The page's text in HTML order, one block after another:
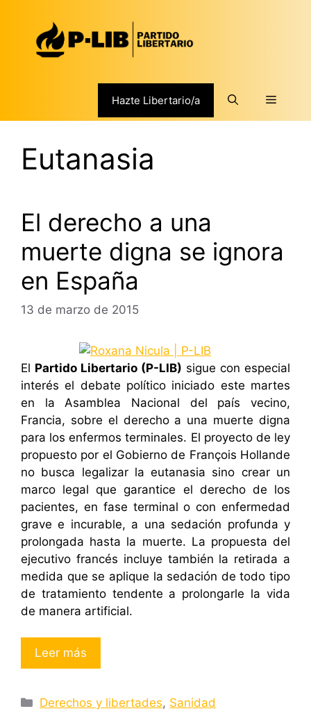
contenido
Hazte Libertario/a Menú
Eutanasia
El derecho a una
muerte digna se ignora
en España
13 de marzo de 2015
El Partido Libertario (P-LIB) sigue con especial
interés el debate político iniciado este martes
en la Asamblea Nacional del país vecino,
Francia, sobre el derecho a una muerte digna
para los enfermos terminales. El proyecto de ley
propuesto por el Gobierno de François Hollande
no busca legalizar la eutanasia sino crear un
marco legal que garantice el derecho de los
pacientes, en fase terminal o con enfermedad
grave e incurable, a una sedación profunda y
prolongada hasta la muerte. La propuesta del
ejecutivo francés incluye también la retirada a
medida que se aplique la sedación de todo tipo
de tratamiento tendente a prolongarle la vida
de manera artificial.
Leer más
Categorías
Derechos y libertades, Sanidad